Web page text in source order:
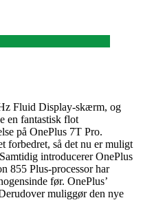
Fluid Display-skærm, og
en fantastisk flot
på OnePlus 7T Pro.
forbedret, så det nu er muligt
introducerer OnePlus
855 Plus-processor har
før. OnePlus’
muliggør den nye